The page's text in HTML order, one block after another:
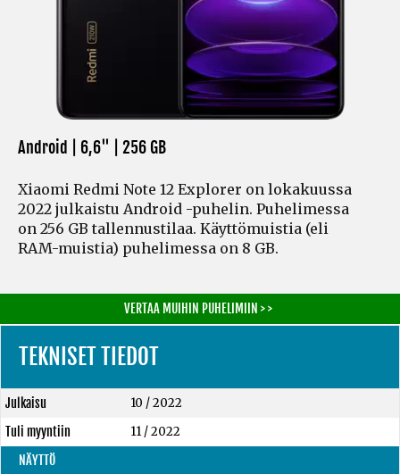
Android | 6,6" | 256 GB
Xiaomi Redmi Note 12 Explorer on lokakuussa
2022 julkaistu Android -puhelin. Puhelimessa
on 256 GB tallennustilaa. Käyttömuistia (eli
RAM-muistia) puhelimessa on 8 GB.
VERTAA MUIHIN PUHELIMIIN > >
TEKNISET TIEDOT
Julkaisu
10 / 2022
Tuli myyntiin
11 / 2022
NÄYTTÖ